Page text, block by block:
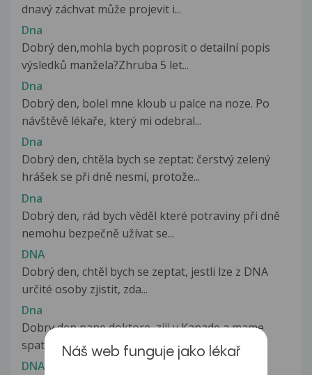
dnavý záchvat může projevit i...
Dna
Dobrý den,mohla bych poprosit o detailní popis
výsledků manžela?Zhruba 5 let...
Dna
Dobrý den, bolel mne kloub u palce na noze. Po
návštěvě lékaře, který mi odebral...
Dna
Dobrý den, chtěla bych se zeptat: čerstvý zelený
hrášek se při dně nesmí, protože...
Dna
Dobrý den, rád bych věděl které potraviny při dně
nemohu bezpečně užívat se...
DNA
Dobrý den, chtěl bych se zeptat, jestli lze z DNA
určité osoby zjistit, zda...
Dna
Dobry den pane doktore, ziji v Kanade a mame
spatne zdravotnictvi. Mam uz 6...
DNA
Náš web funguje jako lékař